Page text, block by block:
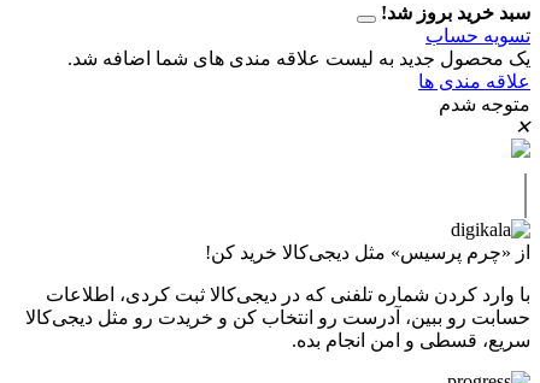
بروز شد!
جدید به لیست علاقه مندی های شما اضافه شد.
ها
پرسیس» مثل دیجی‌کالا خرید کن!
شماره تلفنی که در دیجی‌کالا ثبت کردی، اطلاعات
ببین، آدرست رو انتخاب کن و خریدت رو مثل دیجی‌کالا
و امن انجام بده.